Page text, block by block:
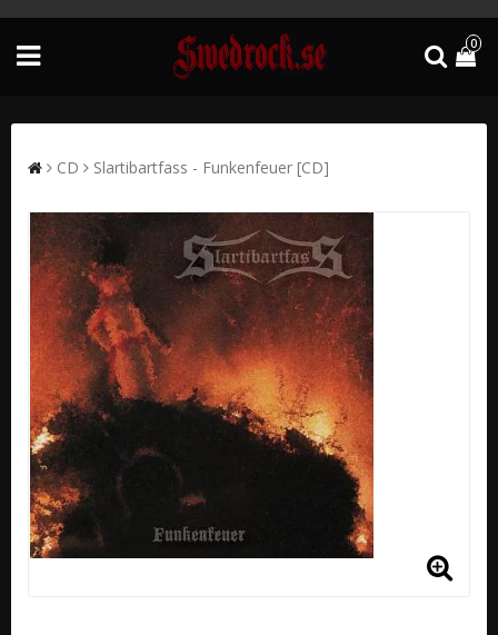
0
CD Slartibartfass - Funkenfeuer [CD]